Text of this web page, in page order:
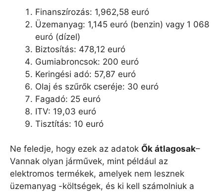
Finanszírozás: 1,962,58 euró
Üzemanyag: 1,145 euró (benzin) vagy 1 068
euró (dízel)
Biztosítás: 478,12 euró
Gumiabroncsok: 200 euró
Keringési adó: 57,87 euró
Olaj és szűrők cseréje: 30 euró
Fagadó: 25 euró
ITV: 19,03 euró
Tisztítás: 10 euró
Ne feledje, hogy ezek az adatok Ők átlagosak–
Vannak olyan járművek, mint például az
elektromos termékek, amelyek nem lesznek
üzemanyag -költségek, és ki kell számolniuk a